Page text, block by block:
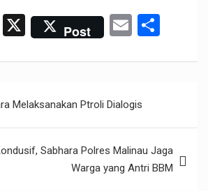
W X Post
E
ail ar
Melaksanakan Ptroli Dialogis
Sabhara Polres Malinau Jaga
Warga yang Antri BBM